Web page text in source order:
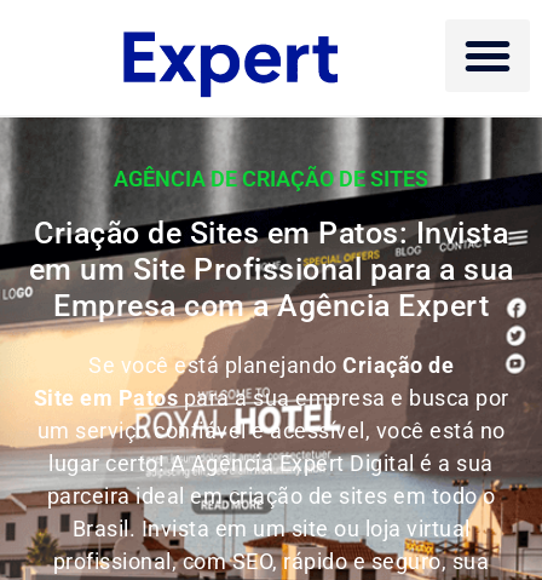
AGÊNCIA DE CRIAÇÃO DE SITES
Criação de Sites em Patos: Invista
em um Site Profissional para a sua
Empresa com a Agência Expert
Se você está planejando Criação de
Site em Patos para a sua empresa e busca por
um serviço confiável e acessível, você está no
lugar certo! A Agência Expert Digital é a sua
parceira ideal em criação de sites em todo o
Brasil. Invista em um site ou loja virtual
profissional, com SEO, rápido e seguro, sua